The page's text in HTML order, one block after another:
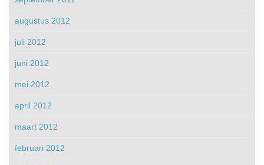
augustus 2012
juli 2012
juni 2012
mei 2012
april 2012
maart 2012
februari 2012